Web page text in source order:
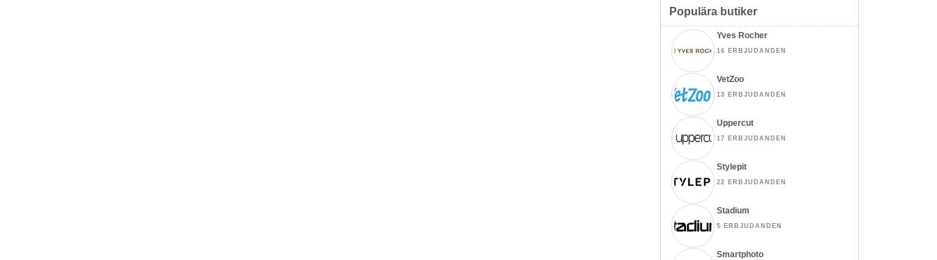
Populära butiker
Yves Rocher
16 ERBJUDANDEN
VetZoo
13 ERBJUDANDEN
Uppercut
17 ERBJUDANDEN
Stylepit
22 ERBJUDANDEN
Stadium
5 ERBJUDANDEN
Smartphoto